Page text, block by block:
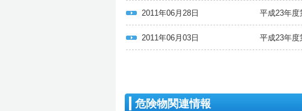
2011年06月28日 平成23年度
2011年06月03日 平成23年度
危険物関連情報